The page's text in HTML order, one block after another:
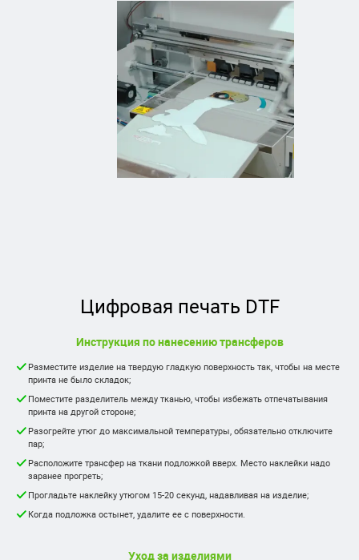
Цифровая печать DTF
Инструкция по нанесению трансферов
Разместите изделие на твердую гладкую поверхность так, чтобы на месте
принта не было складок;
Поместите разделитель между тканью, чтобы избежать отпечатывания
принта на другой стороне;
Разогрейте утюг до максимальной температуры, обязательно отключите
пар;
Расположите трансфер на ткани подложкой вверх. Место наклейки надо
заранее прогреть;
Прогладьте наклейку утюгом 15-20 секунд, надавливая на изделие;
Когда подложка остынет, удалите ее с поверхности.
Уход за изделиями